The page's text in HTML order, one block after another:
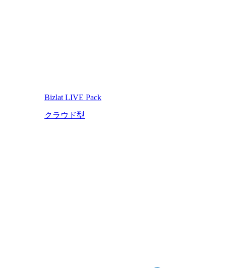
Bizlat LIVE Pack
クラウド型